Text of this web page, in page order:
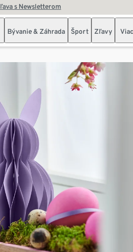
s Newsletterom
Bývanie & Záhrada Šport Zľavy Viac